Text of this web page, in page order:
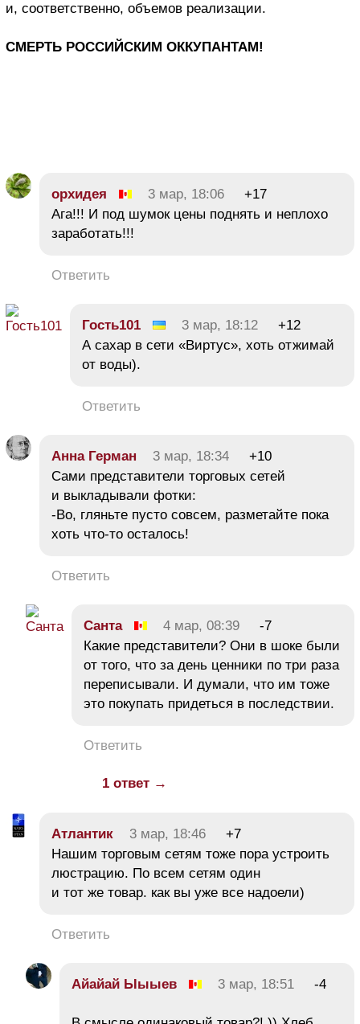
и, соответственно, объемов реализации.
СМЕРТЬ РОССИЙСКИМ ОККУПАНТАМ!
орхидея 3 мар, 18:06
+17
Ага!!! И под шумок цены поднять и неплохо
заработать!!!
Ответить
Гость101 3 мар, 18:12
+12
А сахар в сети «Виртус», хоть отжимай
от воды).
Ответить
Анна Герман 3 мар, 18:34
+10
Сами представители торговых сетей
и выкладывали фотки:
-Во, гляньте пусто совсем, разметайте пока
хоть что-то осталось!
Ответить
Санта 4 мар, 08:39
-7
Какие представители? Они в шоке были
от того, что за день ценники по три раза
переписывали. И думали, что им тоже
это покупать придеться в последствии.
Ответить
1 ответ →
Атлантик 3 мар, 18:46
+7
Нашим торговым сетям тоже пора устроить
люстрацию. По всем сетям один
и тот же товар. как вы уже все надоели)
Ответить
Айайай Ыыыев 3 мар, 18:51 -4